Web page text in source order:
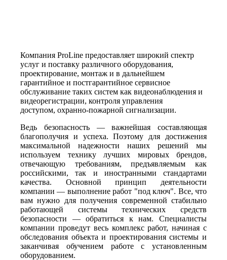
Компания ProLine предоставляет широкий спектр
услуг и поставку различного оборудования,
проектирование, монтаж и в дальнейшем
гарантийное и постгарантийное сервисное
обслуживание таких систем как видеонаблюдения и
видеорегистрации, контроля управления
доступом, охранно-пожарной сигнализации.
Ведь безопасность — важнейшая составляющая
благополучия и успеха. Поэтому для достижения
максимальной надежности наших решений мы
используем технику лучших мировых брендов,
отвечающую требованиям, предъявляемым как
российскими, так и иностранными стандартами
качества. Основной принцип деятельности
компании — выполнение работ "под ключ". Все, что
вам нужно для получения современной стабильно
работающей системы технических средств
безопасности — обратиться к нам. Специалисты
компании проведут весь комплекс работ, начиная с
обследования объекта и проектирования системы и
заканчивая обучением работе с установленным
оборудованием.